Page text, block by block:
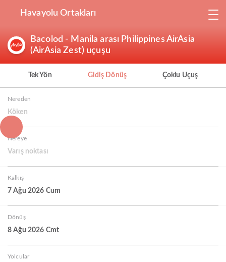
Havayolu Ortakları
Bacolod - Manila arası Philippines AirAsia
(AirAsia Zest) uçuşu
Tek Yön Gidiş Dönüş Çoklu Uçuş
Nereden
Köken
Nereye
Varış noktası
Kalkış
7 Ağu 2026 Cum
Dönüş
8 Ağu 2026 Cmt
Yolcular